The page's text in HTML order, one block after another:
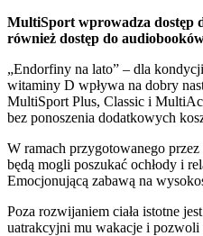
MultiSport wprowadza dostęp
również dostęp do
„Endorfiny na lato” – dla
witaminy D wpływa na dobry
MultiSport Plus, Classic i
bez ponoszenia dodatkowych
W ramach przygotowanego
będą mogli poszukać ochłody i
Emocjonującą zabawą na
Poza rozwijaniem ciała istotne
uatrakcyjni mu wakacje i pozwoli